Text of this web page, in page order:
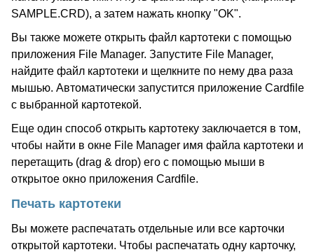
SAMPLE.CRD), а затем нажать кнопку "OK".
Вы также можете открыть файл картотеки с помощью
приложения File Manager. Запустите File Manager,
найдите файл картотеки и щелкните по нему два раза
мышью. Автоматически запустится приложение Cardfile
с выбранной картотекой.
Еще один способ открыть картотеку заключается в том,
чтобы найти в окне File Manager имя файла картотеки и
перетащить (drag & drop) его с помощью мыши в
открытое окно приложения Cardfile.
Печать картотеки
Вы можете распечатать отдельные или все карточки
открытой картотеки. Чтобы распечатать одну карточку,